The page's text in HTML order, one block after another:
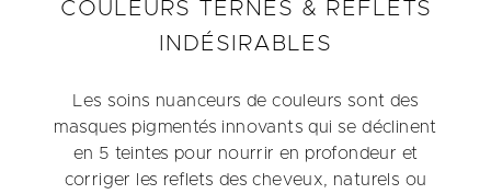
COULEURS TERNES & REFLETS
INDÉSIRABLES
Les soins nuanceurs de couleurs sont des
masques pigmentés innovants qui se déclinent
en 5 teintes pour nourrir en profondeur et
corriger les reflets des cheveux, naturels ou